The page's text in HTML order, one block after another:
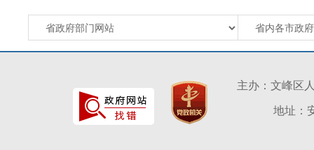
主办：文峰区
地址：